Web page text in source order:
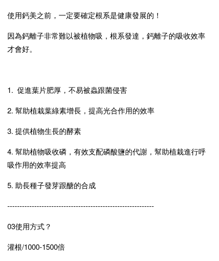
使用鈣美之前，一定要確定根系是健康發展的！
因為鈣離子非常難以被植物吸，根系發達，鈣離子的吸收效率
才會好。
1. 促進葉片肥厚，不易被蟲跟菌侵害
2. 幫助植栽葉綠素增長，提高光合作用的效率
3. 提供植物生長的酵素
4. 幫助植物吸收磷，有效支配磷酸鹽的代謝，幫助植栽進行呼
吸作用的效率提高
5. 助長種子發芽跟醣的合成
------------------------------------------------------------
03使用方式？
灌根/1000-1500倍